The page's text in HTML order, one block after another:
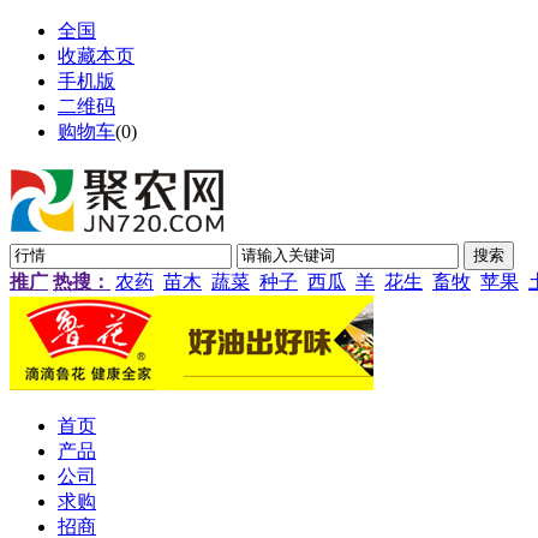
全国
收藏本页
手机版
二维码
购物车(0)
推广 热搜： 农药 苗木 蔬菜 种子 西瓜 羊 花生 畜牧 苹果
首页
产品
公司
求购
招商